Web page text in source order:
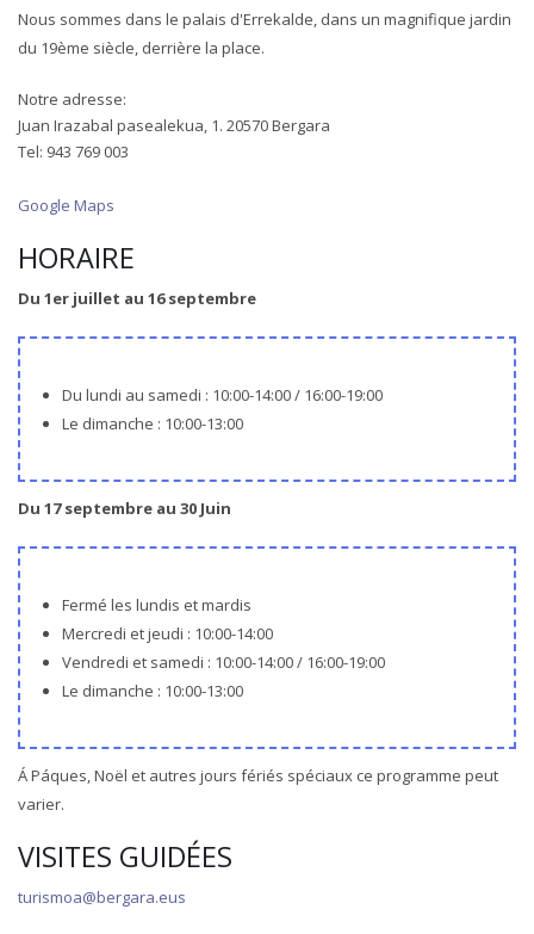
Nous sommes dans le palais d'Errekalde, dans un magnifique jardin
du 19ème siècle, derrière la place.
Notre adresse:
Juan Irazabal pasealekua, 1. 20570 Bergara
Tel: 943 769 003
Google Maps
HORAIRE
Du 1er juillet au 16 septembre
Du lundi au samedi : 10:00-14:00 / 16:00-19:00
Le dimanche : 10:00-13:00
Du 17 septembre au 30 Juin
Fermé les lundis et mardis
Mercredi et jeudi : 10:00-14:00
Vendredi et samedi : 10:00-14:00 / 16:00-19:00
Le dimanche : 10:00-13:00
Á Páques, Noël et autres jours fériés spéciaux ce programme peut
varier.
VISITES GUIDÉES
turismoa@bergara.eus